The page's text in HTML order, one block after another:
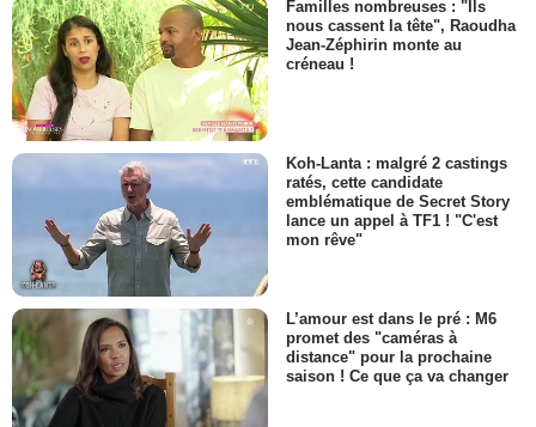
Familles nombreuses : "Ils
nous cassent la tête", Raoudha
Jean-Zéphirin monte au
créneau !
Koh-Lanta : malgré 2 castings
ratés, cette candidate
emblématique de Secret Story
lance un appel à TF1 ! "C'est
mon rêve"
L’amour est dans le pré : M6
promet des "caméras à
distance" pour la prochaine
saison ! Ce que ça va changer